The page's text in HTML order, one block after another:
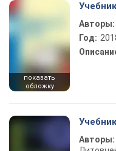
показать
обложку
Авторы:
Год:
Авторы: